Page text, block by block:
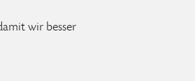
wir besser